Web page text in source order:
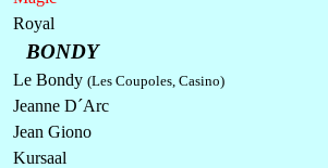
Royal
BONDY
Le Bondy (Les Coupoles, Casino)
Jeanne D´Arc
Jean Giono
Kursaal